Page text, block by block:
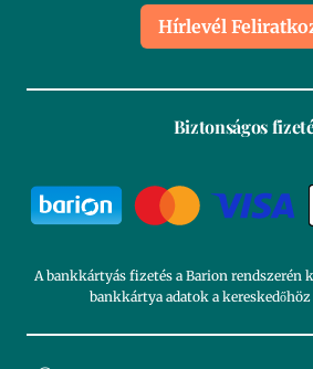
Hírlevél
Biztonságos
A bankkártyás fizetés a Barion rendszerén
bankkártya adatok a